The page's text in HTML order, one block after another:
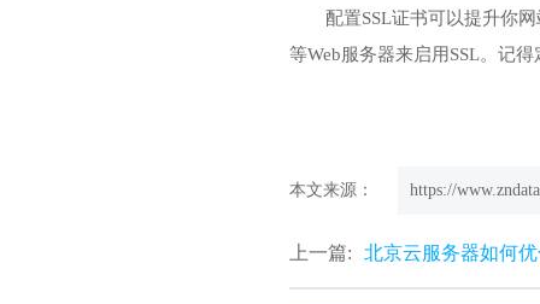
配置SSL证书可以提升你
等Web服务器来启用SSL。记
本文来源： https://
上一篇: 北京云服务器如何